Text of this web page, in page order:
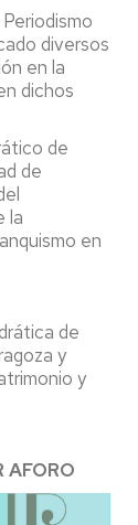
diversos
en la
dichos
de
de
la
en
de
y
y
AFORO